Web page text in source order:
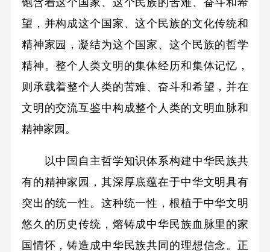
饱含着这个国家、这个民族的苦难、奋斗和希
望，并构成这个国家、这个民族的文化传统和
精神家园，凝结为这个国家、这个民族的哲学
精神。整个人类文明的集体经历和集体记忆，
则承载着整个人类的苦难、奋斗和希望，并在
文明的交流互鉴中构成整个人类的文明血脉和
精神家园。
以中国自主哲学知识体系构建中华民族共
有的精神家园，其深厚底蕴在于中华文明具有
突出的统一性。这种统一性，根植于中华文明
悠久的历史传统，熔铸成中华民族血脉里的家
国情怀，铸造成中华民族共同的理想信念。正